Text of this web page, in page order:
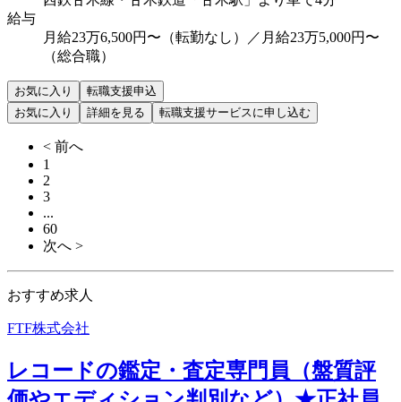
給与
月給23万6,500円〜（転勤なし）／月給23万5,000円〜
（総合職）
お気に入り
転職支援申込
お気に入り
詳細を見る 転職支援サービスに申し込む
< 前へ
1
2
3
...
60
次へ >
おすすめ求人
FTF株式会社
レコードの鑑定・査定専門員（盤質評